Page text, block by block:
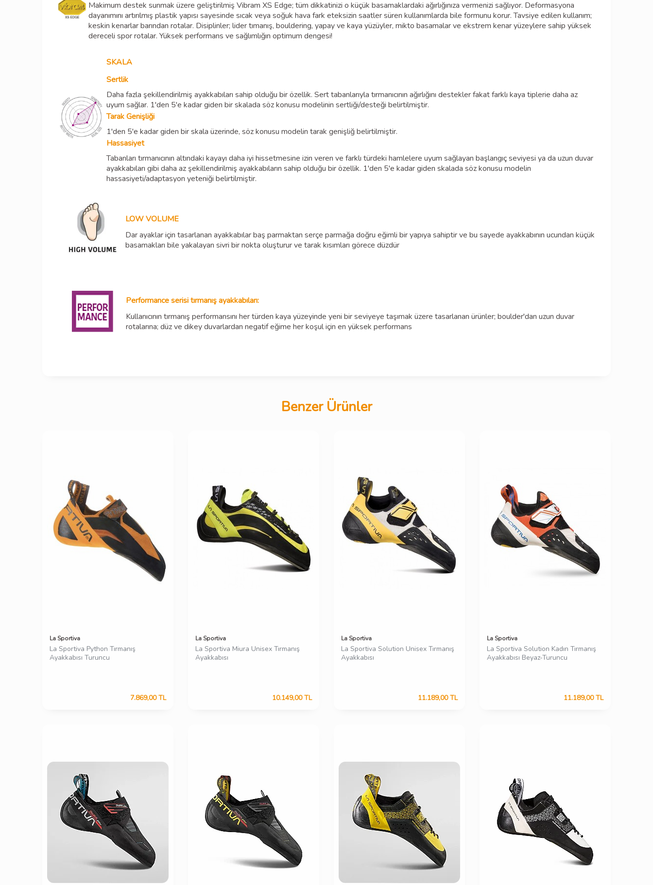
Makimum destek sunmak üzere geliştirilmiş Vibram XS Edge; tüm dikkatinizi o küçük basamaklardaki ağırlığınıza vermenizi sağlıyor. Deformasyona
dayanımını artırılmış plastik yapısı sayesinde sıcak veya soğuk hava fark eteksizin saatler süren kullanımlarda bile formunu korur. Tavsiye edilen kullanım;
keskin kenarlar barından rotalar. Disiplinler; lider tımanış, bouldering, yapay ve kaya yüzüyler, mikto basamalar ve ekstrem kenar yüzeylere sahip yüksek
dereceli spor rotalar. Yüksek performans ve sağlımlığın optimum dengesi!
SKALA
Sertlik
Daha fazla şekillendirilmiş ayakkabıları sahip olduğu bir özellik. Sert tabanlarıyla tırmanıcının ağırlığını destekler fakat farklı kaya tiplerie daha az
uyum sağlar. 1'den 5'e kadar giden bir skalada söz konusu modelinin sertliği/desteği belirtilmiştir.
Tarak Genişliği
1'den 5'e kadar giden bir skala üzerinde, söz konusu modelin tarak genişliğ belirtilmiştir.
Hassasiyet
Tabanları tırmanıcının altındaki kayayı daha iyi hissetmesine izin veren ve farklı türdeki hamlelere uyum sağlayan başlangıç seviyesi ya da uzun duvar
ayakkabıları gibi daha az şekillendirilmiş ayakkabıların sahip olduğu bir özellik. 1'den 5'e kadar giden skalada söz konusu modelin
hassasiyeti/adaptasyon yeteniği belirtilmiştir.
LOW VOLUME
Dar ayaklar için tasarlanan ayakkabılar baş parmaktan serçe parmağa doğru eğimli bir yapıya sahiptir ve bu sayede ayakkabının ucundan küçük
basamakları bile yakalayan sivri bir nokta oluşturur ve tarak kısımları görece düzdür
Performance serisi tırmanış ayakkabıları:
Kullanıcının tırmanış performansını her türden kaya yüzeyinde yeni bir seviyeye taşımak üzere tasarlanan ürünler; boulder'dan uzun duvar
rotalarına; düz ve dikey duvarlardan negatif eğime her koşul için en yüksek performans
Benzer Ürünler
La Sportiva
La Sportiva Python Tırmanış
Ayakkabısı Turuncu
7.869,00TL
La Sportiva
La Sportiva Miura Unisex Tırmanış
Ayakkabısı
10.149,00TL
La Sportiva
La Sportiva Solution Unisex Tırmanış
Ayakkabısı
11.189,00TL
La Sportiva
La Sportiva Solution Kadın Tırmanış
Ayakkabısı Beyaz-Turuncu
11.189,00TL